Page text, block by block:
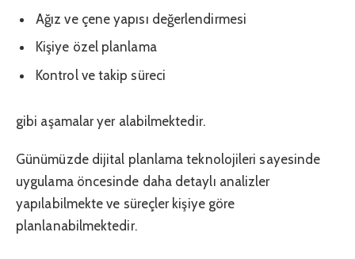
Ağız ve çene yapısı değerlendirmesi
Kişiye özel planlama
Kontrol ve takip süreci
gibi aşamalar yer alabilmektedir.
Günümüzde dijital planlama teknolojileri sayesinde
uygulama öncesinde daha detaylı analizler
yapılabilmekte ve süreçler kişiye göre
planlanabilmektedir.